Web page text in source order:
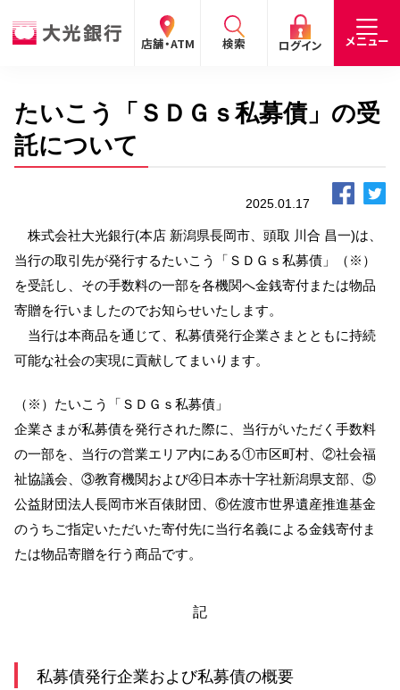
店舗・ATM 検索 ログイン メニュー
閉じる
手数料 預金金利 お問合わせ
お客さま
お客さま
企業・
IR情報
情報
閉じる
個人のお客さま
サービスのご案内 ログイン
デビット会員用 Web
（デビットカードをご利用のお客さま向け）
サービスのご案内 ログイン
サービスのご案内 ログイン
たいこうNavi
（たいこうNaviをご利用のお客さま向け）
サービスのご案内
※たいこうNaviはウェルスナビ株式会社が提供するサービスです。
これより先のページは、ウェルスナビ株式会社が運営するサイトとなりま
法人のお客さま
閉じる
たいこう「ＳＤＧｓ私募債」の受
託について
2025.01.17
株式会社大光銀行(本店 新潟県長岡市、頭取 川合 昌一)は、
当行の取引先が発行するたいこう「ＳＤＧｓ私募債」（※）
を受託し、その手数料の一部を各機関へ金銭寄付または物品
寄贈を行いましたのでお知らせいたします。
当行は本商品を通じて、私募債発行企業さまとともに持続
可能な社会の実現に貢献してまいります。
（※）たいこう「ＳＤＧｓ私募債」
企業さまが私募債を発行された際に、当行がいただく手数料
の一部を、当行の営業エリア内にある①市区町村、②社会福
祉協議会、③教育機関および④日本赤十字社新潟県支部、⑤
公益財団法人長岡市米百俵財団、⑥佐渡市世界遺産推進基金
のうちご指定いただいた寄付先に当行名義による金銭寄付ま
たは物品寄贈を行う商品です。
記
私募債発行企業および私募債の概要